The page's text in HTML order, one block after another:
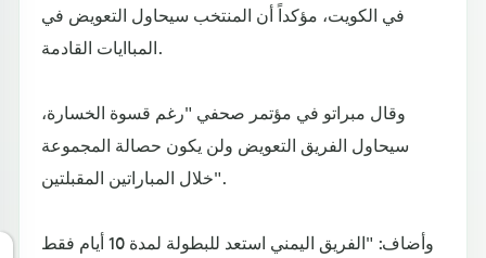
في الكويت، مؤكداً أن المنتخب سيحاول التعويض في
المباايات القادمة.
وقال مبراتو في مؤتمر صحفي "رغم قسوة الخسارة،
سيحاول الفريق التعويض ولن يكون حصالة المجموعة
خلال المباراتين المقبلتين".
وأضاف: "الفريق اليمني استعد للبطولة لمدة 10 أيام فقط